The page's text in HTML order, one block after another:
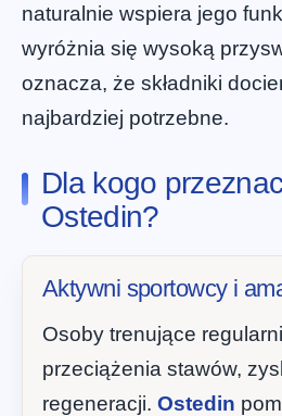
naturalnie wspiera jego
wyróżnia się wysoką
oznacza, że składniki
najbardziej potrzebne.
Dla kogo
Ostedin?
Aktywni sportowcy i
Osoby trenujące
przeciążenia stawów,
regeneracji. Ostedin